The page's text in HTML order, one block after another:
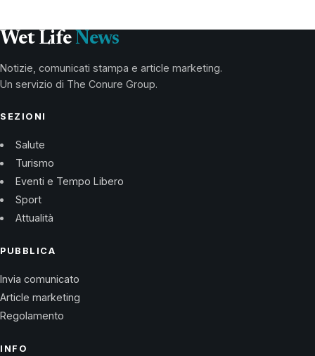
Wet Life News
Notizie, comunicati stampa e article marketing.
Un servizio di The Conure Group.
SEZIONI
Salute
Turismo
Eventi e Tempo Libero
Sport
Attualità
PUBBLICA
Invia comunicato
Article marketing
Regolamento
INFO